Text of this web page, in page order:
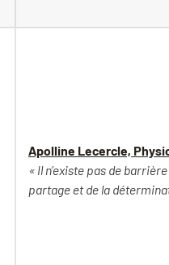
Apolline Lecercle,
« Il n’existe pas de
partage et de la